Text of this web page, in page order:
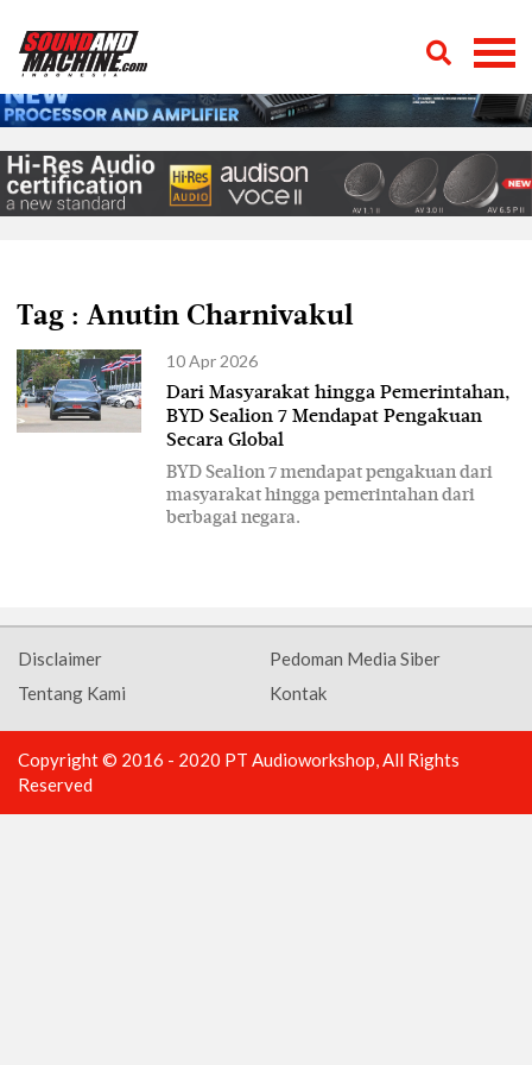
Tag : Anutin Charnivakul
10 Apr 2026
Dari Masyarakat hingga Pemerintahan,
BYD Sealion 7 Mendapat Pengakuan
Secara Global
BYD Sealion 7 mendapat pengakuan dari
masyarakat hingga pemerintahan dari
berbagai negara.
Disclaimer
Tentang Kami
Pedoman Media Siber
Kontak
Copyright © 2016 - 2020 PT Audioworkshop, All Rights
Reserved